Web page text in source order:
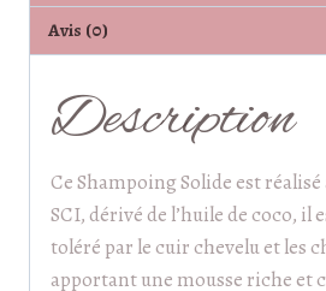
Avis (0)
Description
Ce Shampoing Solide est
SCI, dérivé de l’huile de coco, il
toléré par le cuir chevelu et les
apportant une mousse riche et